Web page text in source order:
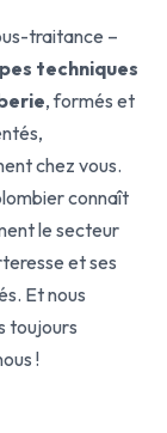
traitance –
techniques
, formés et
chez vous.
connaît
le secteur
et ses
Et nous
toujours
!